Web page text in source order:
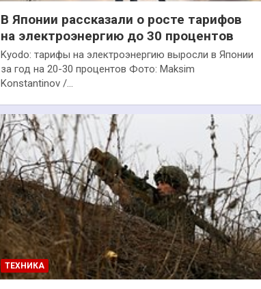
В Японии рассказали о росте тарифов
на электроэнергию до 30 процентов
Kyodo: тарифы на электроэнергию выросли в Японии
за год на 20-30 процентов Фото: Maksim
Konstantinov /…
ТЕХНИКА